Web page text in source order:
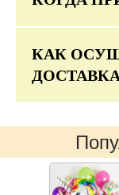
КАК